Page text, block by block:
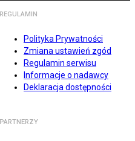
REGULAMIN
Polityka Prywatności
Zmiana ustawień zgód
Regulamin serwisu
Informacje o nadawcy
Deklaracja dostępności
PARTNERZY